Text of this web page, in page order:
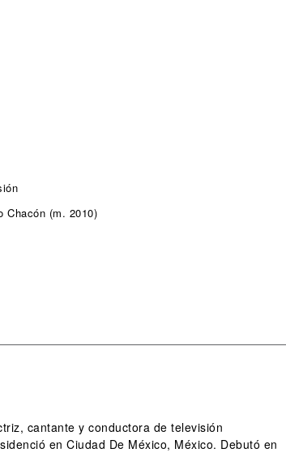
Chacón (m. 2010)
cantante y conductora de televisión
en Ciudad De México, México. Debutó en